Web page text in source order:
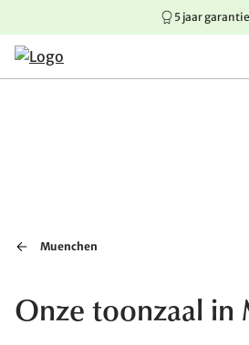
Springen naar hoofdinhoud
Springen naar hoofdnavigatie
Springen naar voettekst
5 jaar garantie
Muenchen
Onze toonzaal in